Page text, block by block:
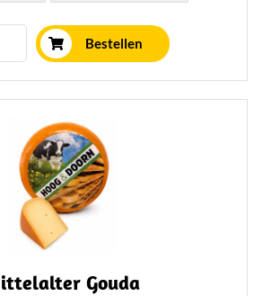
Bestellen
Gouda